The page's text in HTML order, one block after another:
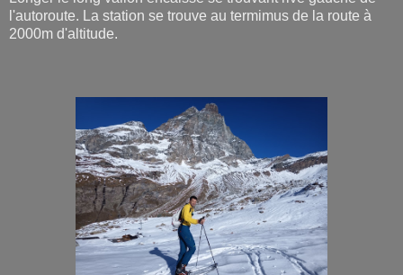
l'autoroute. La station se trouve au termimus de la route à
2000m d'altitude.